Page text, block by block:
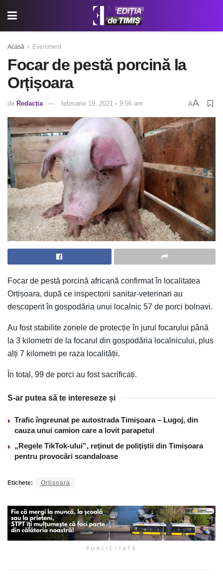
Acasă Eveniment
Focar de pestă porcină la
Orțișoara
de Redacția februarie 19, 2021 ◦ 9:56 am AA
Focar de pestă porcină africană confirmat în localitatea
Orțișoara, după ce inspectorii sanitar-veterinari au
descoperit în gospodăria unui localnic 57 de porci bolnavi.
Au fost stabilite zonele de protecție în jurul focarului până
la 3 kilometri de la focarul din gospodăria localnicului, plus
alți 7 kilometri pe raza localității.
În total, 99 de porci au fost sacrificați.
S-ar putea să te intereseze și
Trafic îngreunat pe autostrada Timişoara – Lugoj, din
cauza unui camion care a lovit parapetul
„Regele TikTok-ului”, reţinut de poliţiştii din Timişoara
pentru provocări scandaloase
Etichete: Ortisoara
PUBLICITATE